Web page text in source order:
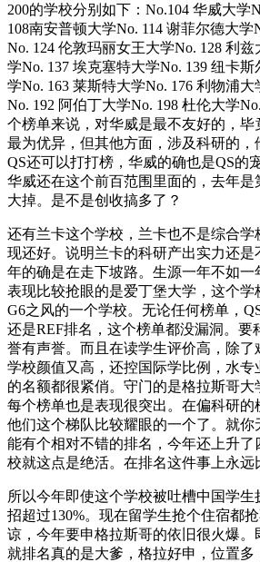
200的学校分别如下：No.104 华威大学
108南安普顿大学No. 114 谢菲尔德大学
No. 124 伦敦玛丽女王大学No. 128 利兹
学No. 137 埃克塞特大学No. 139 纽卡斯
学No. 163 莱斯特大学No. 176 利物浦大
No. 192 阿伯丁大学No. 198 杜伦大学
个榜单来说，对华威是最不友好的，
最为优异，但其他方面，涉及科研的，
QS还可以打打榜，华威的确也是QS的
华威还在这个前百范围里面的，去年是
大掉。是不是创收搞多了？
还有兰卡这个学校，兰卡也不是综合学
现还好。说明兰卡的科研产出实力还
年的确是在走下坡路。生源一年不如一
表现比较抢眼的是爱丁堡大学，这个学
G6之风的一个学校。无论任何榜单，
还是REF排名，这个榜单都没漏洞。要
誉有声誉。而且在读学生评价高，除了
学校颜值又高，还控国际学比例，水专
的名额都很紧俏。守门的是格拉斯哥
每个榜单也是表现很突出。在偏科研的
他们这个梯队比较耀眼的一个了。就
能有个相对不错的排名，今年还上升了
校就这点是绝活。在排名这件事上永远
所以今年即使这个学校被吐槽中国学
招超过130%。现在留学生抢个住宿都
谅，今年要申格拉斯哥的依旧很火爆。
就排名真的是大爹，格拉好申，位置